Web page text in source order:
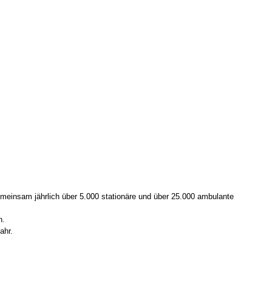
jährlich über 5.000 stationäre und über 25.000 ambulante